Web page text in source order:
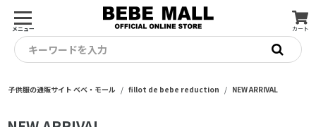
メニュー カート
キーワードを入力
子供服の通販サイト ベベ・モール fillot de bebe reduction NEW ARRIVAL